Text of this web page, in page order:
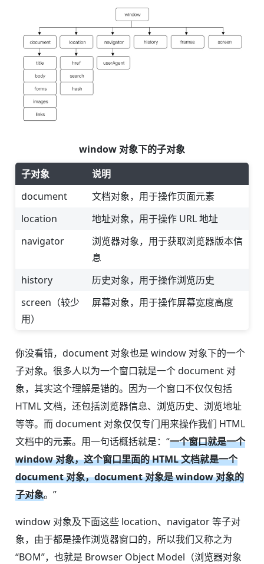
window 对象下的子对象
子对象
说明
document
文档对象，用于操作页面元素
location
地址对象，用于操作 URL 地址
navigator
浏览器对象，用于获取浏览器版本信
息
history
历史对象，用于操作浏览历史
screen（较少
用）
屏幕对象，用于操作屏幕宽度高度
你没看错，document 对象也是 window 对象下的一个
子对象。很多人以为一个窗口就是一个 document 对
象，其实这个理解是错的。因为一个窗口不仅仅包括
HTML 文档，还包括浏览器信息、浏览历史、浏览地址
等等。而 document 对象仅仅专门用来操作我们 HTML
文档中的元素。用一句话概括就是：“一个窗口就是一个
window 对象，这个窗口里面的 HTML 文档就是一个
document 对象，document 对象是 window 对象的
子对象。”
window 对象及下面这些 location、navigator 等子对
象，由于都是操作浏览器窗口的，所以我们又称之为
“BOM”，也就是 Browser Object Model（浏览器对象